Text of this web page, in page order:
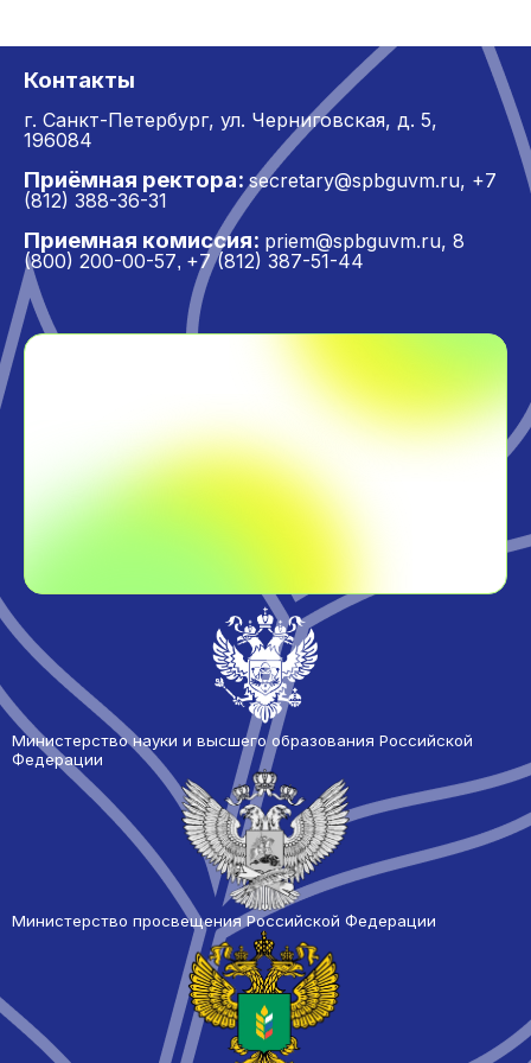
Контакты
г. Санкт-Петербург, ул. Черниговская, д. 5,
196084
Приёмная ректора: secretary@spbguvm.ru, +7
(812) 388-36-31
Приемная комиссия: priem@spbguvm.ru, 8
(800) 200-00-57, +7 (812) 387-51-44
Министерство науки и высшего образования Российской
Федерации
Министерство просвещения Российской Федерации